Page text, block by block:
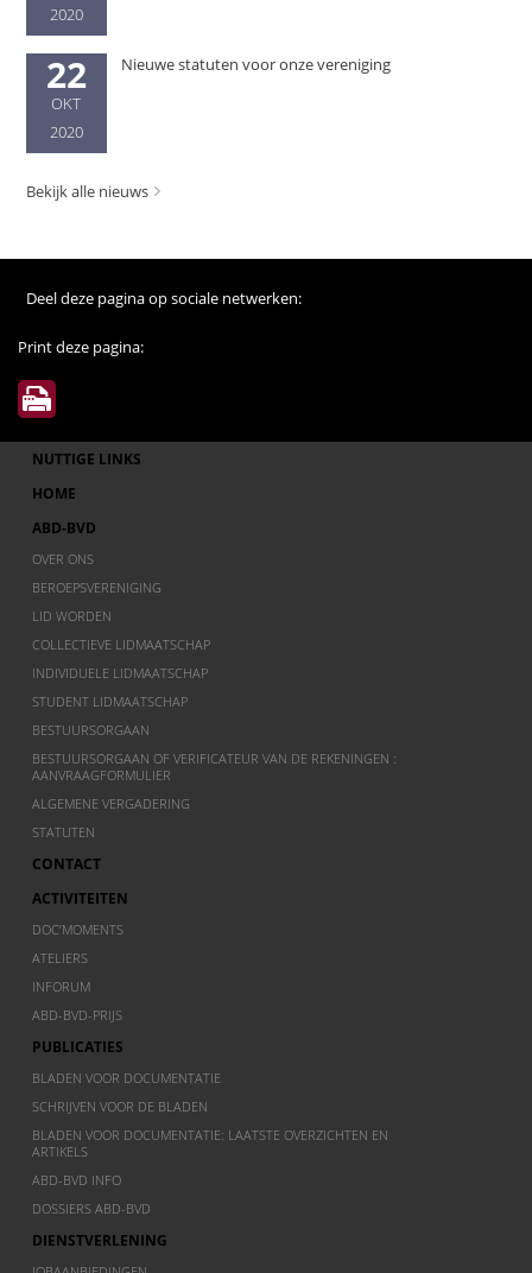
2020
22
OKT
2020
Nieuwe statuten voor onze vereniging
Bekijk alle nieuws
Deel deze pagina op sociale netwerken:
Print deze pagina:
NUTTIGE LINKS
HOME
ABD-BVD
OVER ONS
BEROEPSVERENIGING
LID WORDEN
COLLECTIEVE LIDMAATSCHAP
INDIVIDUELE LIDMAATSCHAP
STUDENT LIDMAATSCHAP
BESTUURSORGAAN
BESTUURSORGAAN OF VERIFICATEUR VAN DE REKENINGEN :
AANVRAAGFORMULIER
ALGEMENE VERGADERING
STATUTEN
CONTACT
ACTIVITEITEN
DOC’MOMENTS
ATELIERS
INFORUM
ABD-BVD-PRIJS
PUBLICATIES
BLADEN VOOR DOCUMENTATIE
SCHRIJVEN VOOR DE BLADEN
BLADEN VOOR DOCUMENTATIE: LAATSTE OVERZICHTEN EN
ARTIKELS
ABD-BVD INFO
DOSSIERS ABD-BVD
DIENSTVERLENING